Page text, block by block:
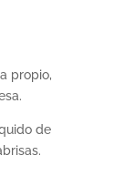
propio,
de